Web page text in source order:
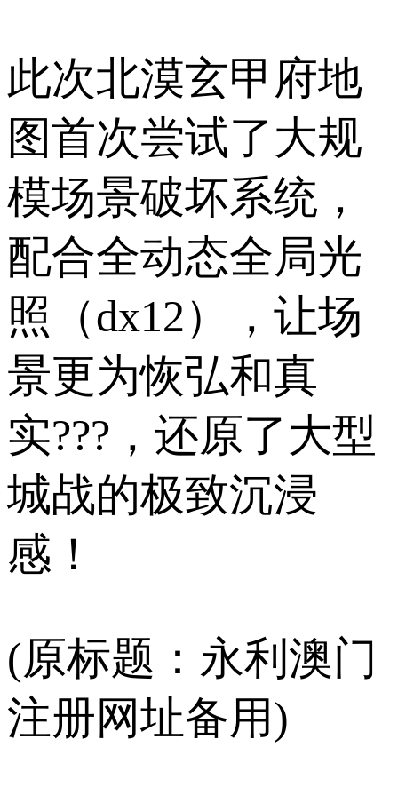
此次北漠玄甲府地
图首次尝试了大规
模场景破坏系统，
配合全动态全局光
照（dx12），让场
景更为恢弘和真
实???，还原了大型
城战的极致沉浸
感！
(原标题：永利澳门
注册网址备用)